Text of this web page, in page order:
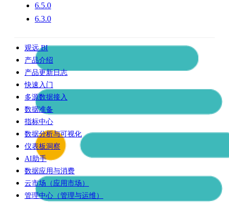
6.5.0
6.3.0
观远 BI
产品介绍
产品更新日志
快速入门
多源数据接入
数据准备
指标中心
数据分析与可视化
仪表板洞察
AI助手
数据应用与消费
云市场（应用市场）
管理中心（管理与运维）